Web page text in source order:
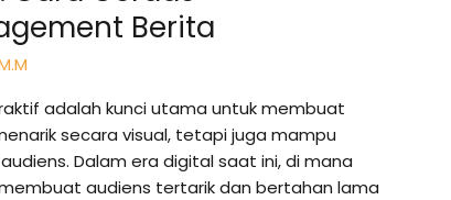
Berita
adalah kunci utama untuk membuat
secara visual, tetapi juga mampu
Dalam era digital saat ini, di mana
audiens tertarik dan bertahan lama